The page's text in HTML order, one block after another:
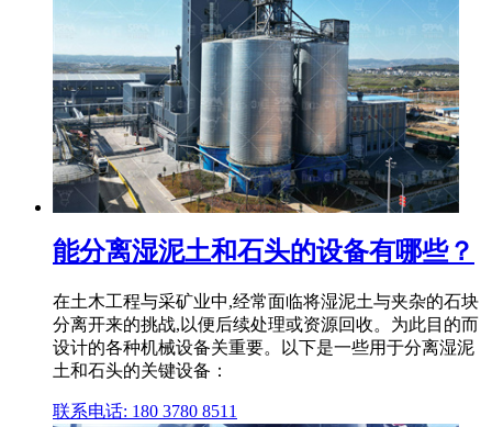
能分离湿泥土和石头的设备有哪些？
在土木工程与采矿业中,经常面临将湿泥土与夹杂的石块
分离开来的挑战,以便后续处理或资源回收。为此目的而
设计的各种机械设备关重要。以下是一些用于分离湿泥
土和石头的关键设备：
联系电话: 180 3780 8511